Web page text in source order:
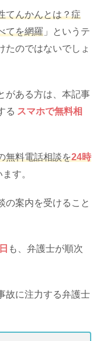
てんかんとは？症
てを網羅 」というテ
たのではないでしょ
がある方は、本記事
る スマホで無料相
無料電話相談を24時
す。
の案内を受けること
も、弁護士が順次
故に注力する弁護士